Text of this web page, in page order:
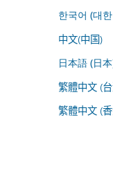
한국어 (대
中文(中国)
日本語 (日
繁體中文 (
繁體中文 (